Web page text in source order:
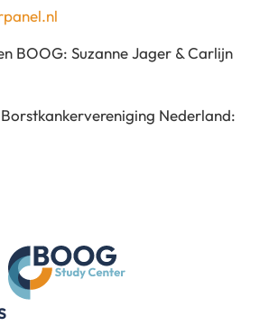
BOOG: Suzanne Jager & Carlijn
Nederland: